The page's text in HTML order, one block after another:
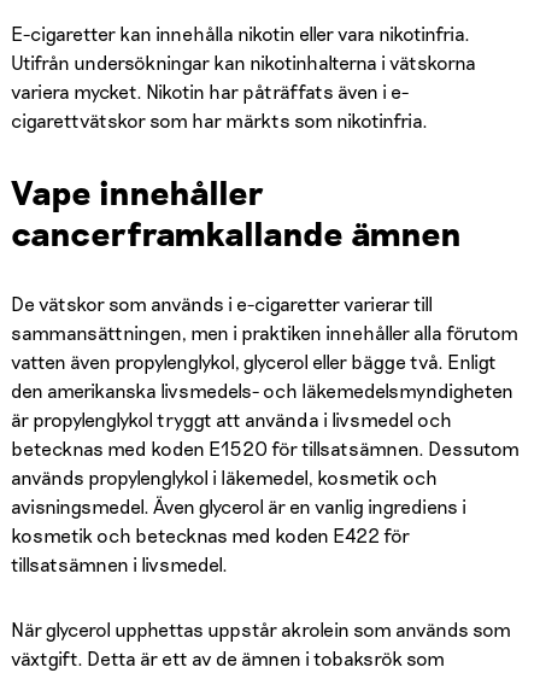
E-cigaretter kan innehålla nikotin eller vara nikotinfria.
Utifrån undersökningar kan nikotinhalterna i vätskorna
variera mycket. Nikotin har påträffats även i e-
cigarettvätskor som har märkts som nikotinfria.
Vape innehåller
cancerframkallande ämnen
De vätskor som används i e-cigaretter varierar till
sammansättningen, men i praktiken innehåller alla förutom
vatten även propylenglykol, glycerol eller bägge två. Enligt
den amerikanska livsmedels- och läkemedelsmyndigheten
är propylenglykol tryggt att använda i livsmedel och
betecknas med koden E1520 för tillsatsämnen. Dessutom
används propylenglykol i läkemedel, kosmetik och
avisningsmedel. Även glycerol är en vanlig ingrediens i
kosmetik och betecknas med koden E422 för
tillsatsämnen i livsmedel.
När glycerol upphettas uppstår akrolein som används som
växtgift. Detta är ett av de ämnen i tobaksrök som